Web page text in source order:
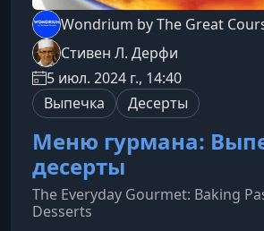
Wondrium by The Great
Стивен Л. Дерфи
5 июл. 2024 г., 14:40
Выпечка
Десерты
Меню гурмана:
десерты
The Everyday Gourmet: Baking
Desserts